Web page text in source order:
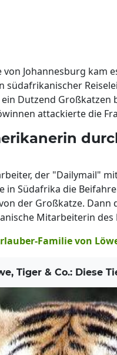
Johannesburg kam
südafrikanischer
Dutzend
attackierte die
der "Dailymail"
in Südafrika die
der Großkatze. Dann
Mitarbeiterin des
Familie von
Tiger & Co.: Diese